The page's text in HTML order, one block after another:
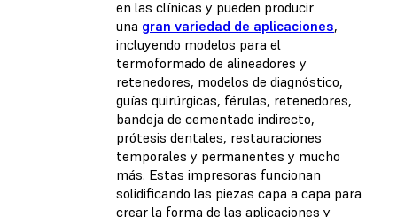
en las clínicas y pueden producir
una gran variedad de aplicaciones,
incluyendo modelos para el
termoformado de alineadores y
retenedores, modelos de diagnóstico,
guías quirúrgicas, férulas, retenedores,
bandeja de cementado indirecto,
prótesis dentales, restauraciones
temporales y permanentes y mucho
más. Estas impresoras funcionan
solidificando las piezas capa a capa para
crear la forma de las aplicaciones y